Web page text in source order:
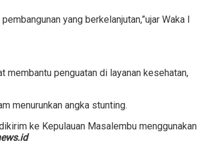
yang berkelanjutan,”ujar Waka I
membantu penguatan di layanan kesehatan,
menurunkan angka stunting.
ke Kepulauan Masalembu menggunakan